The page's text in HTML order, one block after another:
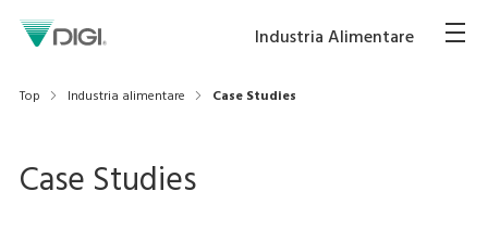
Industria Alimentare
Top Industria alimentare Case Studies
Case Studies